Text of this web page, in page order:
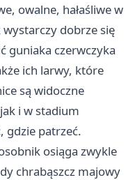
owalne, hałaśliwe w
wystarczy dobrze się
guniaka czerwczyka
ich larwy, które
są widoczne
i w stadium
gdzie patrzeć.
osiąga zwykle
chrabąszcz majowy